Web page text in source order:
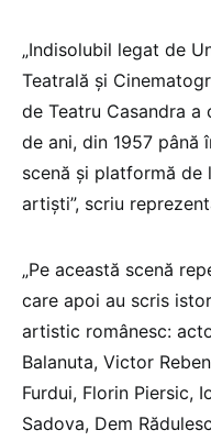
„Indisolubil legat de
Teatrală și
de Teatru Casandra
de ani, din 1957 până
scenă și platformă de
artiști”, scriu
„Pe această scenă
care apoi au scris
artistic românesc:
Balanuta, Victor
Furdui, Florin Piersic,
Sadova, Dem